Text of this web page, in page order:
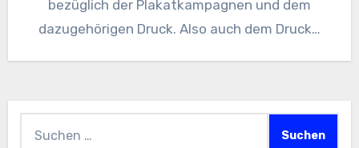
bezüglich der Plakatkampagnen und dem
dazugehörigen Druck. Also auch dem Druck…